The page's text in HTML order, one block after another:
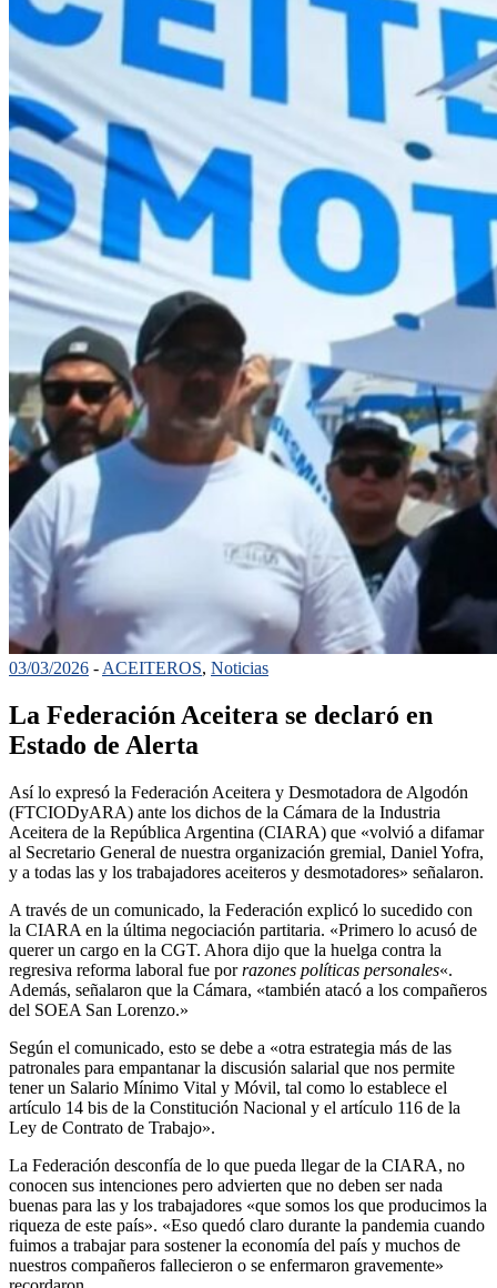
03/03/2026 - ACEITEROS, Noticias
La Federación Aceitera se declaró en
Estado de Alerta
Así lo expresó la Federación Aceitera y Desmotadora de Algodón
(FTCIODyARA) ante los dichos de la Cámara de la Industria
Aceitera de la República Argentina (CIARA) que «volvió a difamar
al Secretario General de nuestra organización gremial, Daniel Yofra,
y a todas las y los trabajadores aceiteros y desmotadores» señalaron.
A través de un comunicado, la Federación explicó lo sucedido con
la CIARA en la última negociación partitaria. «Primero lo acusó de
querer un cargo en la CGT. Ahora dijo que la huelga contra la
regresiva reforma laboral fue porrazones políticas personales«.
Además, señalaron que la Cámara, «también atacó a los compañeros
del SOEA San Lorenzo.»
Según el comunicado, esto se debe a «otra estrategia más de las
patronales para empantanar la discusión salarial que nos permite
tener un Salario Mínimo Vital y Móvil, tal como lo establece el
artículo 14 bis de la Constitución Nacional y el artículo 116 de la
Ley de Contrato de Trabajo».
La Federación desconfía de lo que pueda llegar de la CIARA, no
conocen sus intenciones pero advierten que no deben ser nada
buenas para las y los trabajadores «que somos los que producimos la
riqueza de este país». «Eso quedó claro durante la pandemia cuando
fuimos a trabajar para sostener la economía del país y muchos de
nuestros compañeros fallecieron o se enfermaron gravemente»